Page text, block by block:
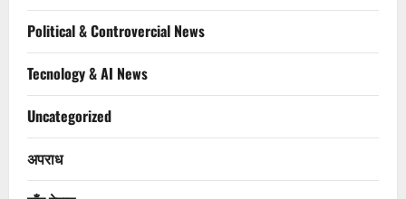
Political & Controvercial News
Tecnology & AI News
Uncategorized
अपराध